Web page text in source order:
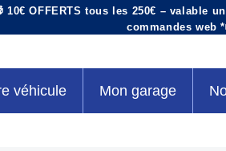
10€ OFFERTS tous les 250€ – valable
commandes web
véhicule Mon garage